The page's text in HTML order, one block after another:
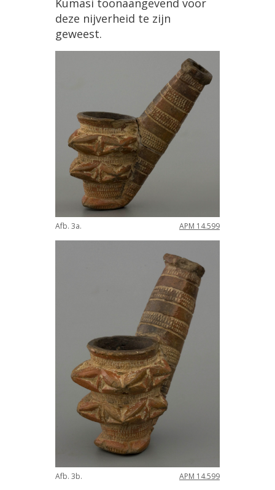
Kumasi toonaangevend voor
deze nijverheid te zijn
geweest.
Afb. 3a. APM 14.599
Afb. 3b. APM 14.599